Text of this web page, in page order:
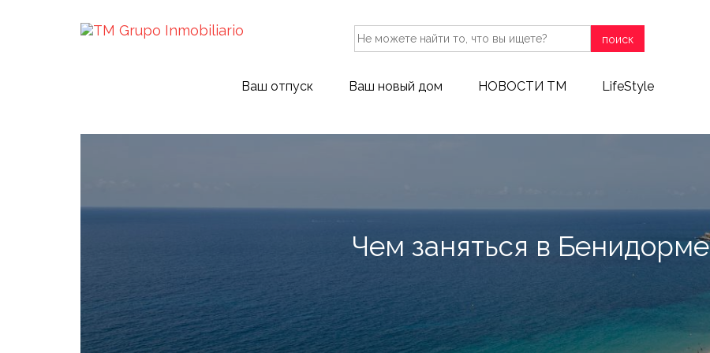
поиск
Ваш отпуск Ваш новый дом НОВОСТИ ТМ LifeStyle
Чем заняться в Бенидорме